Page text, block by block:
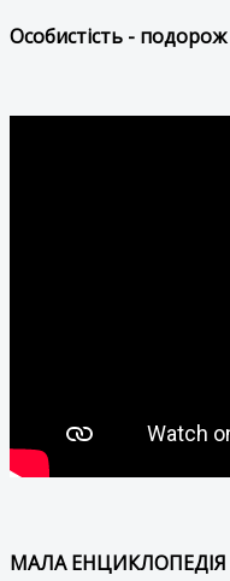
Особистість - подорож
МАЛА